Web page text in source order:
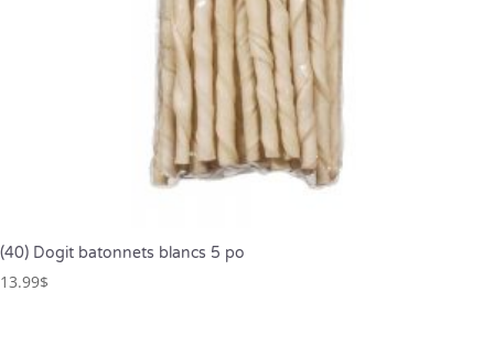
(40) Dogit batonnets blancs 5 po
13.99$